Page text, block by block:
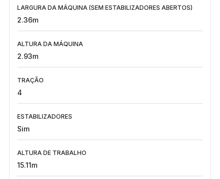
LARGURA DA MÁQUINA (SEM ESTABILIZADORES ABERTOS)
2.36m
ALTURA DA MÁQUINA
2.93m
TRAÇÃO
4
ESTABILIZADORES
Sim
ALTURA DE TRABALHO
15.11m